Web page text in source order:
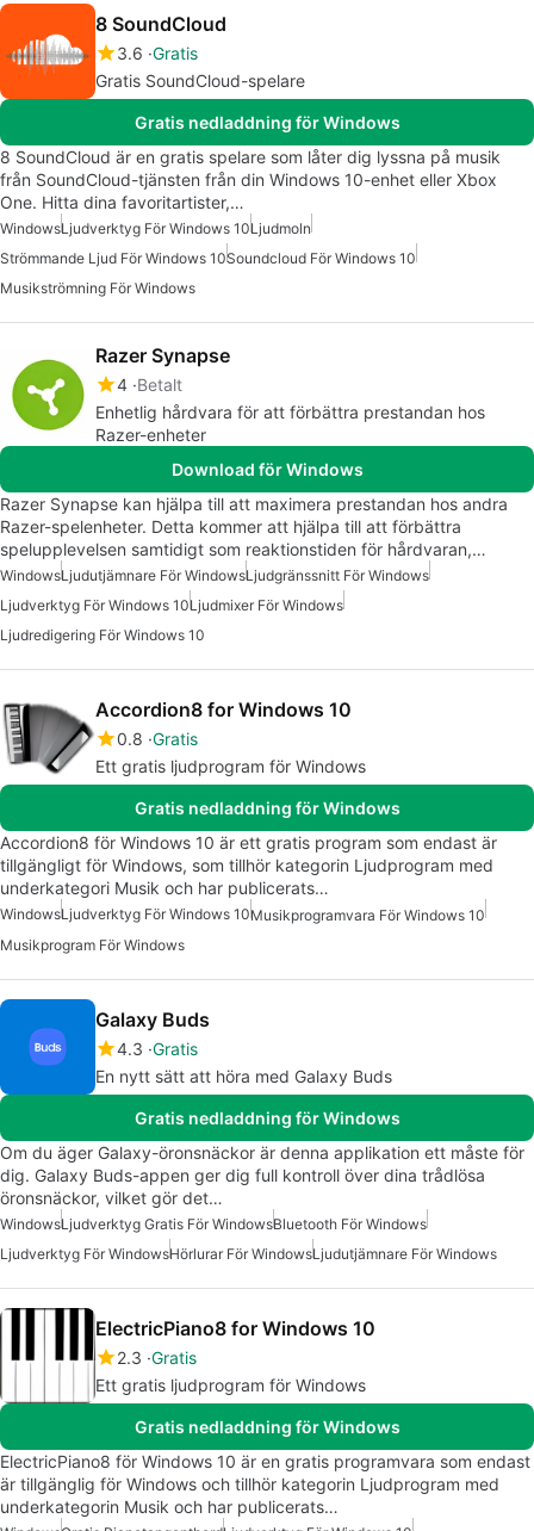
8 SoundCloud
3.6 Gratis
Gratis SoundCloud-spelare
Gratis nedladdning för Windows
8 SoundCloud är en gratis spelare som låter dig lyssna på musik
från SoundCloud-tjänsten från din Windows 10-enhet eller Xbox
One. Hitta dina favoritartister,…
WindowsLjudverktyg För Windows 10Ljudmoln
Strömmande Ljud För Windows 10Soundcloud För Windows 10
Musikströmning För Windows
Razer Synapse
4 Betalt
Enhetlig hårdvara för att förbättra prestandan hos
Razer-enheter
Download för Windows
Razer Synapse kan hjälpa till att maximera prestandan hos andra
Razer-spelenheter. Detta kommer att hjälpa till att förbättra
spelupplevelsen samtidigt som reaktionstiden för hårdvaran,…
WindowsLjudutjämnare För WindowsLjudgränssnitt För Windows
Ljudverktyg För Windows 10Ljudmixer För Windows
Ljudredigering För Windows 10
Accordion8 for Windows 10
0.8 Gratis
Ett gratis ljudprogram för Windows
Gratis nedladdning för Windows
Accordion8 för Windows 10 är ett gratis program som endast är
tillgängligt för Windows, som tillhör kategorin Ljudprogram med
underkategori Musik och har publicerats…
WindowsLjudverktyg För Windows 10Musikprogramvara För Windows 10
Musikprogram För Windows
Galaxy Buds
4.3 Gratis
En nytt sätt att höra med Galaxy Buds
Gratis nedladdning för Windows
Om du äger Galaxy-öronsnäckor är denna applikation ett måste för
dig. Galaxy Buds-appen ger dig full kontroll över dina trådlösa
öronsnäckor, vilket gör det…
WindowsLjudverktyg Gratis För WindowsBluetooth För Windows
Ljudverktyg För WindowsHörlurar För WindowsLjudutjämnare För Windows
ElectricPiano8 for Windows 10
2.3 Gratis
Ett gratis ljudprogram för Windows
Gratis nedladdning för Windows
ElectricPiano8 för Windows 10 är en gratis programvara som endast
är tillgänglig för Windows och tillhör kategorin Ljudprogram med
underkategorin Musik och har publicerats…